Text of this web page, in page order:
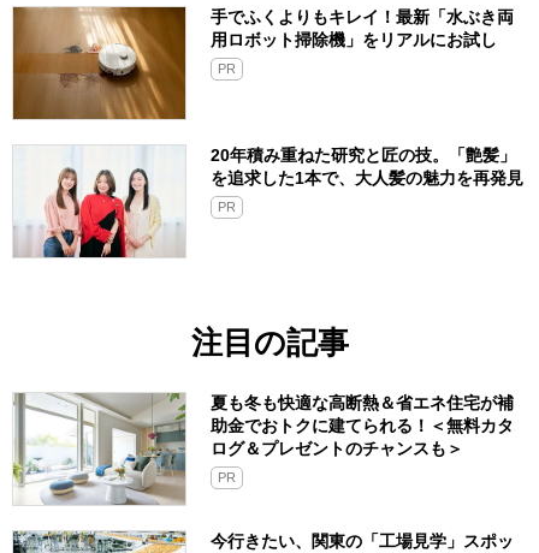
手でふくよりもキレイ！最新「水ぶき両
用ロボット掃除機」をリアルにお試し
PR
20年積み重ねた研究と匠の技。「艶髪」
を追求した1本で、大人髪の魅力を再発見
PR
注目の記事
夏も冬も快適な高断熱＆省エネ住宅が補
助金でおトクに建てられる！＜無料カタ
ログ＆プレゼントのチャンスも＞
PR
今行きたい、関東の「工場見学」スポッ